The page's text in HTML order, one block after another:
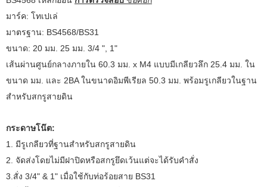
มาร์ค: โทเปเล่
มาตรฐาน: BS4568/BS31
ขนาด: 20 มม. 25 มม. 3/4 ", 1"
เส้นผ่านศูนย์กลางภายใน 60.3 มม. x M4 แบบมีเกลียวลึก 25.4 มม. ใน
ขนาด มม. และ 2BA ในขนาดอิมพีเรียล 50.3 มม. พร้อมรูเกลียวในฐาน
สำหรับสกรูสายดิน
กระดาษโน๊ต:
1. มีรูเกลียวที่ฐานสำหรับสกรูสายดิน
2. จัดส่งโดยไม่มีฝาปิดหรือสกรูยึดเว้นแต่จะได้รับคำสั่ง
3.สั่ง 3/4" & 1" เมื่อใช้กับท่อร้อยสาย BS31